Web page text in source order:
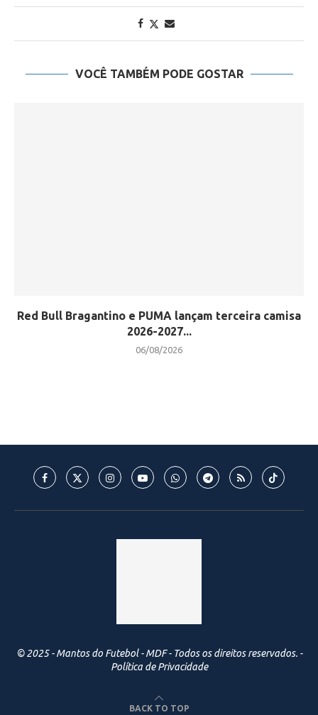
VOCÊ TAMBÉM PODE GOSTAR
Red Bull Bragantino e PUMA lançam terceira camisa
2026-2027...
06/08/2026
© 2025 - Mantos do Futebol - MDF - Todos os direitos reservados. -
Política de Privacidade
BACK TO TOP